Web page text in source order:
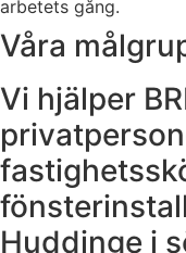
arbetets gång.
Våra
Vi hjälper
Huddinge i